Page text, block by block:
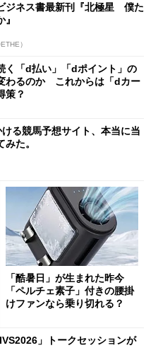
ジネス書最新刊『北極星 僕た
）
く「d払い」「dポイント」の
わるのか これからは「dカー
策？
る競馬予想サイト、本当に当
た。
「酷暑日」が生まれた昨今
「ペルチェ素子」付きの腰掛
けファンなら乗り切れる？
」トークセッションが